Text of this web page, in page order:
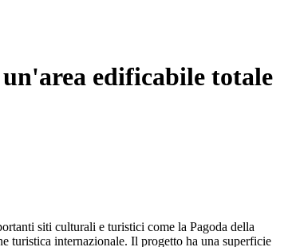
edificabile totale
siti culturali e turistici come la Pagoda della
turistica internazionale. Il progetto ha una superficie